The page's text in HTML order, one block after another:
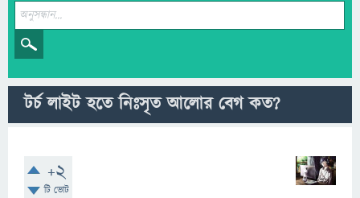
টর্চ লাইট হতে নিঃসৃত আলোর বেগ কত?
+2
টি ভোট